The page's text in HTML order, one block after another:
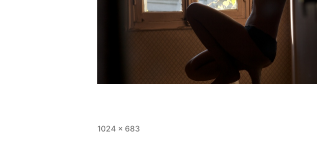
Taille
1024 × 683